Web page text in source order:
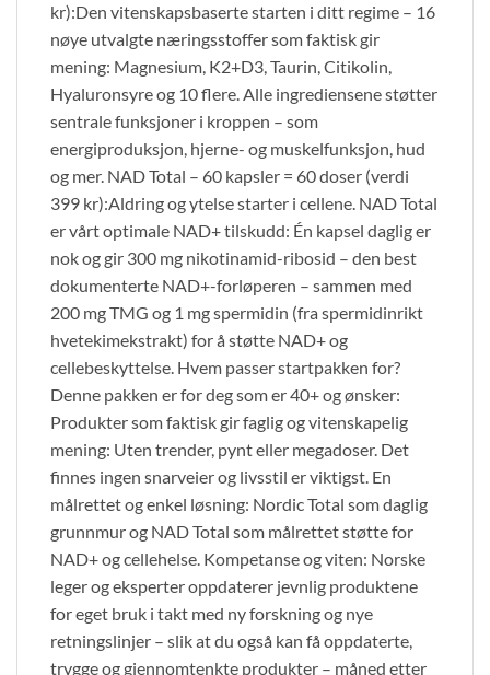
kr):Den vitenskapsbaserte starten i ditt regime – 16
nøye utvalgte næringsstoffer som faktisk gir
mening: Magnesium, K2+D3, Taurin, Citikolin,
Hyaluronsyre og 10 flere. Alle ingrediensene støtter
sentrale funksjoner i kroppen – som
energiproduksjon, hjerne- og muskelfunksjon, hud
og mer. NAD Total – 60 kapsler = 60 doser (verdi
399 kr):Aldring og ytelse starter i cellene. NAD Total
er vårt optimale NAD+ tilskudd: Én kapsel daglig er
nok og gir 300 mg nikotinamid-ribosid – den best
dokumenterte NAD+-forløperen – sammen med
200 mg TMG og 1 mg spermidin (fra spermidinrikt
hvetekimekstrakt) for å støtte NAD+ og
cellebeskyttelse. Hvem passer startpakken for?
Denne pakken er for deg som er 40+ og ønsker:
Produkter som faktisk gir faglig og vitenskapelig
mening: Uten trender, pynt eller megadoser. Det
finnes ingen snarveier og livsstil er viktigst. En
målrettet og enkel løsning: Nordic Total som daglig
grunnmur og NAD Total som målrettet støtte for
NAD+ og cellehelse. Kompetanse og viten: Norske
leger og eksperter oppdaterer jevnlig produktene
for eget bruk i takt med ny forskning og nye
retningslinjer – slik at du også kan få oppdaterte,
trygge og gjennomtenkte produkter – måned etter